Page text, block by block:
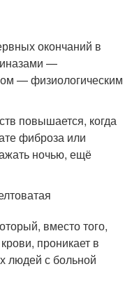
окончаний в
—
— физиологическим
повышается, когда
фиброза или
ночью, ещё
вместо того,
проникает в
людей с больной